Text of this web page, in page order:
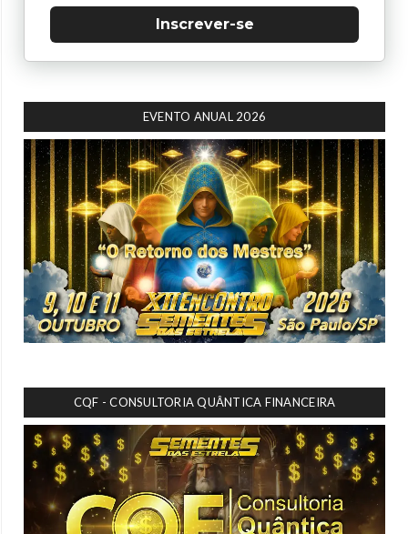
Inscrever-se
EVENTO ANUAL 2026
CQF - CONSULTORIA QUÂNTICA FINANCEIRA